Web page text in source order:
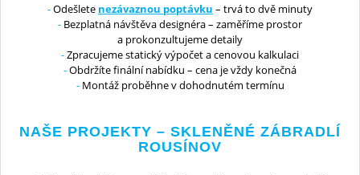
Odešlete nezávaznou poptávku – trvá to dvě minuty
Bezplatná návštěva designéra – zaměříme prostor
a prokonzultujeme detaily
Zpracujeme statický výpočet a cenovou kalkulaci
Obdržíte finální nabídku – cena je vždy konečná
Montáž proběhne v dohodnutém termínu
NAŠE PROJEKTY – SKLENĚNÉ ZÁBRADLÍ
ROUSÍNOV